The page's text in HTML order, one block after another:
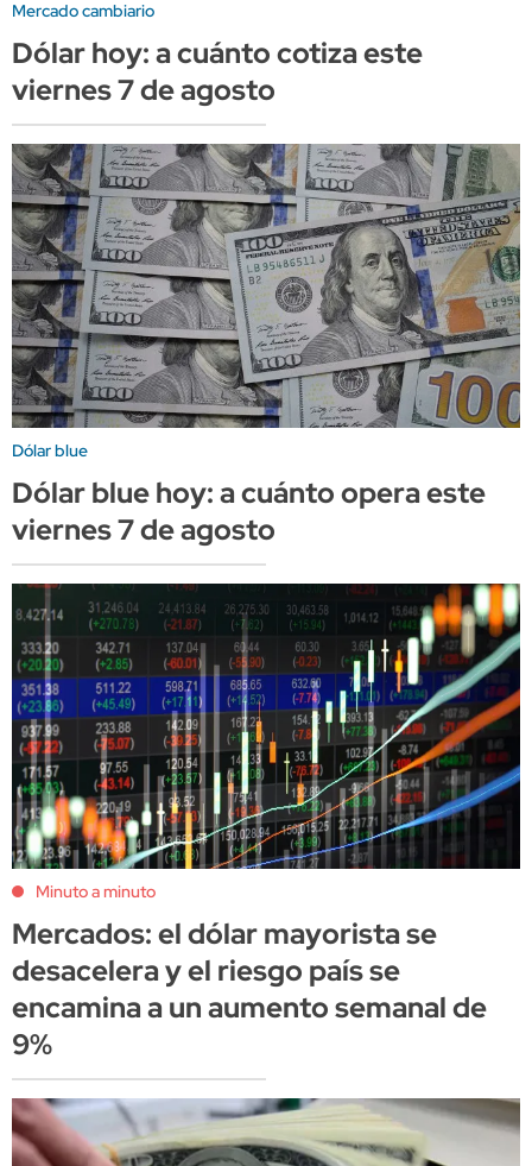
Mercado cambiario
Dólar hoy: a cuánto cotiza este
viernes 7 de agosto
Dólar blue
Dólar blue hoy: a cuánto opera este
viernes 7 de agosto
Minuto a minuto
Mercados: el dólar mayorista se
desacelera y el riesgo país se
encamina a un aumento semanal de
9%